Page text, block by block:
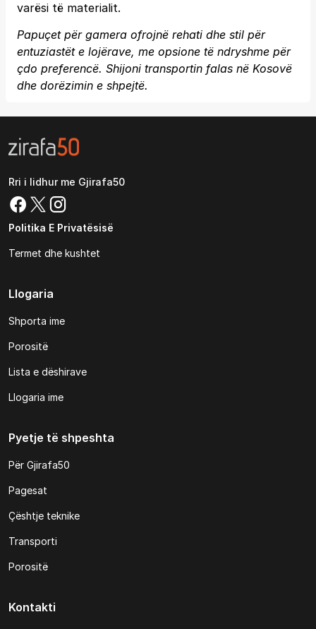
varësi të materialit.
Papuçet për gamera ofrojnë rehati dhe stil për
entuziastët e lojërave, me opsione të ndryshme për
çdo preferencë. Shijoni transportin falas në Kosovë
dhe dorëzimin e shpejtë.
Rri i lidhur me Gjirafa50
Politika E Privatësisë
Termet dhe kushtet
Llogaria
Shporta ime
Porositë
Lista e dëshirave
Llogaria ime
Pyetje të shpeshta
Për Gjirafa50
Pagesat
Çështje teknike
Transporti
Porositë
Kontakti